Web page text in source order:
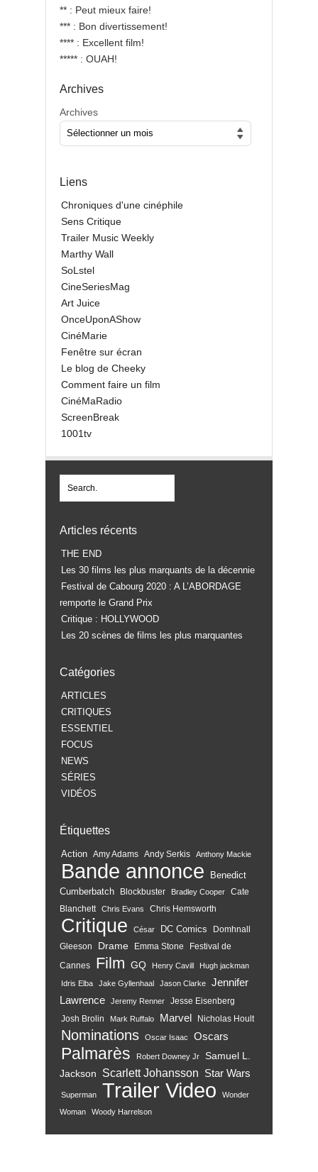
** : Peut mieux faire!
*** : Bon divertissement!
**** : Excellent film!
***** : OUAH!
Archives
Archives
Liens
Chroniques d'une cinéphile
Sens Critique
Trailer Music Weekly
Marthy Wall
SoLstel
CineSeriesMag
Art Juice
OnceUponAShow
CinéMarie
Fenêtre sur écran
Le blog de Cheeky
Comment faire un film
CinéMaRadio
ScreenBreak
1001tv
Articles récents
THE END
Les 30 films les plus marquants de la décennie
Festival de Cabourg 2020 : A L’ABORDAGE
remporte le Grand Prix
Critique : HOLLYWOOD
Les 20 scènes de films les plus marquantes
Catégories
ARTICLES
CRITIQUES
ESSENTIEL
FOCUS
NEWS
SÉRIES
VIDÉOS
Étiquettes
Action Amy Adams Andy Serkis Anthony Mackie
Bande annonce
Benedict
Cumberbatch
Blockbuster Bradley Cooper
Cate
Blanchett
Chris Evans Chris Hemsworth
Critique César DC Comics
Domhnall
Gleeson
Drame Emma Stone
Festival de
Cannes
Film GQ Henry Cavill Hugh jackman
Idris Elba Jake Gyllenhaal Jason Clarke
Jennifer
Lawrence
Jeremy Renner
Jesse Eisenberg
Josh Brolin
Mark Ruffalo Marvel Nicholas Hoult
Nominations Oscar Isaac Oscars
Palmarès Robert Downey Jr
Samuel L.
Jackson
Scarlett Johansson Star Wars
Superman Trailer Video
Wonder
Woman
Woody Harrelson